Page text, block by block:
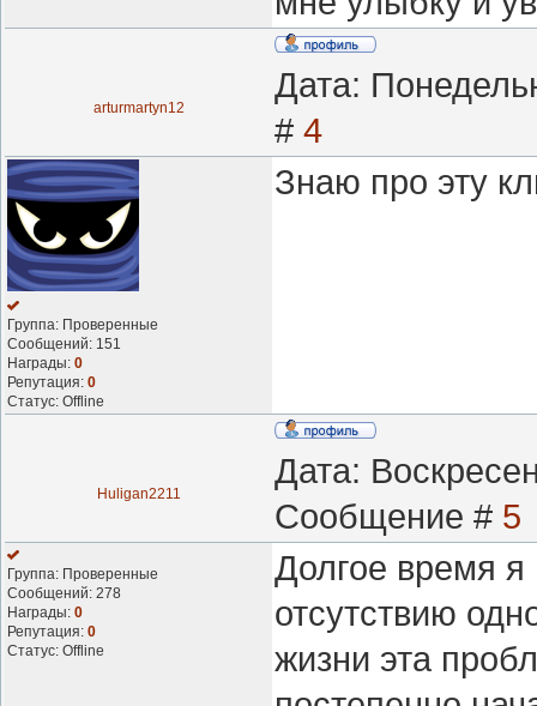
arturmartyn12
Дата:
# 4
Группа: Проверенные
Сообщений: 151
Награды: 0
Репутация: 0
Статус: Offline
Знаю про эту
Huligan2211
Дата:
Сообщение # 5
Группа: Проверенные
Сообщений: 278
Награды: 0
Репутация: 0
Статус: Offline
Долгое время я
отсутствию
жизни эта